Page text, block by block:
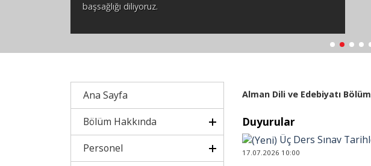
başsağlığı diliyoruz.
Ana Sayfa
Bölüm Hakkında
Personel
Alman Dili ve Edebiyatı
Duyurular
Üç Ders Sınav
17.07.2026 10:00